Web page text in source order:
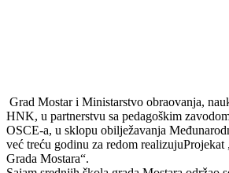
Grad Mostar i Ministarstvo obraovanja,
HNK, u partnerstvu sa pedagoškim
OSCE-a, u sklopu obilježavanja
već treću godinu za redom realizujuProjekat
Grada Mostara“.